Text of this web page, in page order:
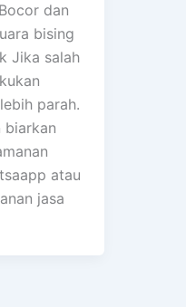
dan
bising
Jika salah
parah.
biarkan
atau
jasa